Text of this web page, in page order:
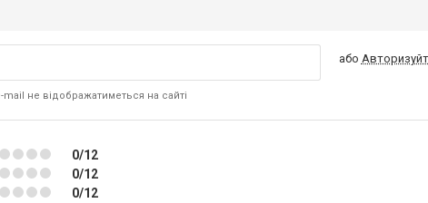
mail не відображатиметься на сайті
або
0/12
0/12
0/12